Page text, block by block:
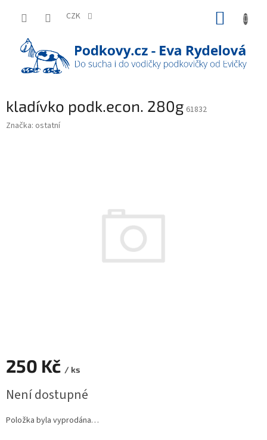
CZK
kladívko podk.econ. 280g 61832
Značka: ostatní
250 Kč / ks
cena:
Není dostupné
Položka byla vyprodána…